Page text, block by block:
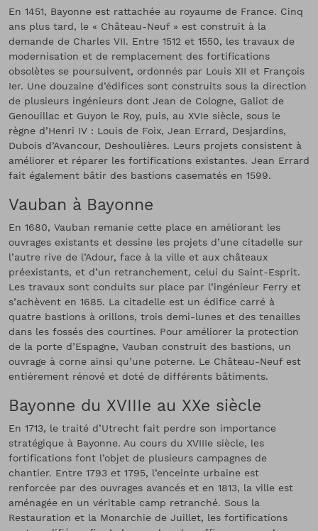
En 1451, Bayonne est rattachée au royaume de France. Cinq
ans plus tard, le « Château-Neuf » est construit à la
demande de Charles VII. Entre 1512 et 1550, les travaux de
modernisation et de remplacement des fortifications
obsolètes se poursuivent, ordonnés par Louis XII et François
Ier. Une douzaine d’édifices sont construits sous la direction
de plusieurs ingénieurs dont Jean de Cologne, Galiot de
Genouillac et Guyon le Roy, puis, au XVIe siècle, sous le
règne d’Henri IV : Louis de Foix, Jean Errard, Desjardins,
Dubois d’Avancour, Deshoulières. Leurs projets consistent à
améliorer et réparer les fortifications existantes. Jean Errard
fait également bâtir des bastions casematés en 1599.
Vauban à Bayonne
En 1680, Vauban remanie cette place en améliorant les
ouvrages existants et dessine les projets d’une citadelle sur
l’autre rive de l’Adour, face à la ville et aux châteaux
préexistants, et d’un retranchement, celui du Saint-Esprit.
Les travaux sont conduits sur place par l’ingénieur Ferry et
s’achèvent en 1685. La citadelle est un édifice carré à
quatre bastions à orillons, trois demi-lunes et des tenailles
dans les fossés des courtines. Pour améliorer la protection
de la porte d’Espagne, Vauban construit des bastions, un
ouvrage à corne ainsi qu’une poterne. Le Château-Neuf est
entièrement rénové et doté de différents bâtiments.
Bayonne du XVIIIe au XXe siècle
En 1713, le traité d’Utrecht fait perdre son importance
stratégique à Bayonne. Au cours du XVIIIe siècle, les
fortifications font l’objet de plusieurs campagnes de
chantier. Entre 1793 et 1795, l’enceinte urbaine est
renforcée par des ouvrages avancés et en 1813, la ville est
aménagée en un véritable camp retranché. Sous la
Restauration et la Monarchie de Juillet, les fortifications